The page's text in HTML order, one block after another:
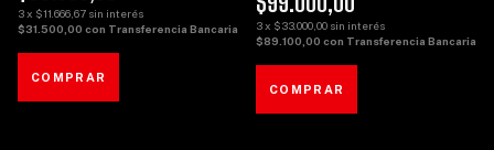
3x $11.666,67 sin interés
$31.500,00 con Transferencia Bancaria 3x $33.000,00 sin interés
$89.100,00 con Transferencia Bancaria